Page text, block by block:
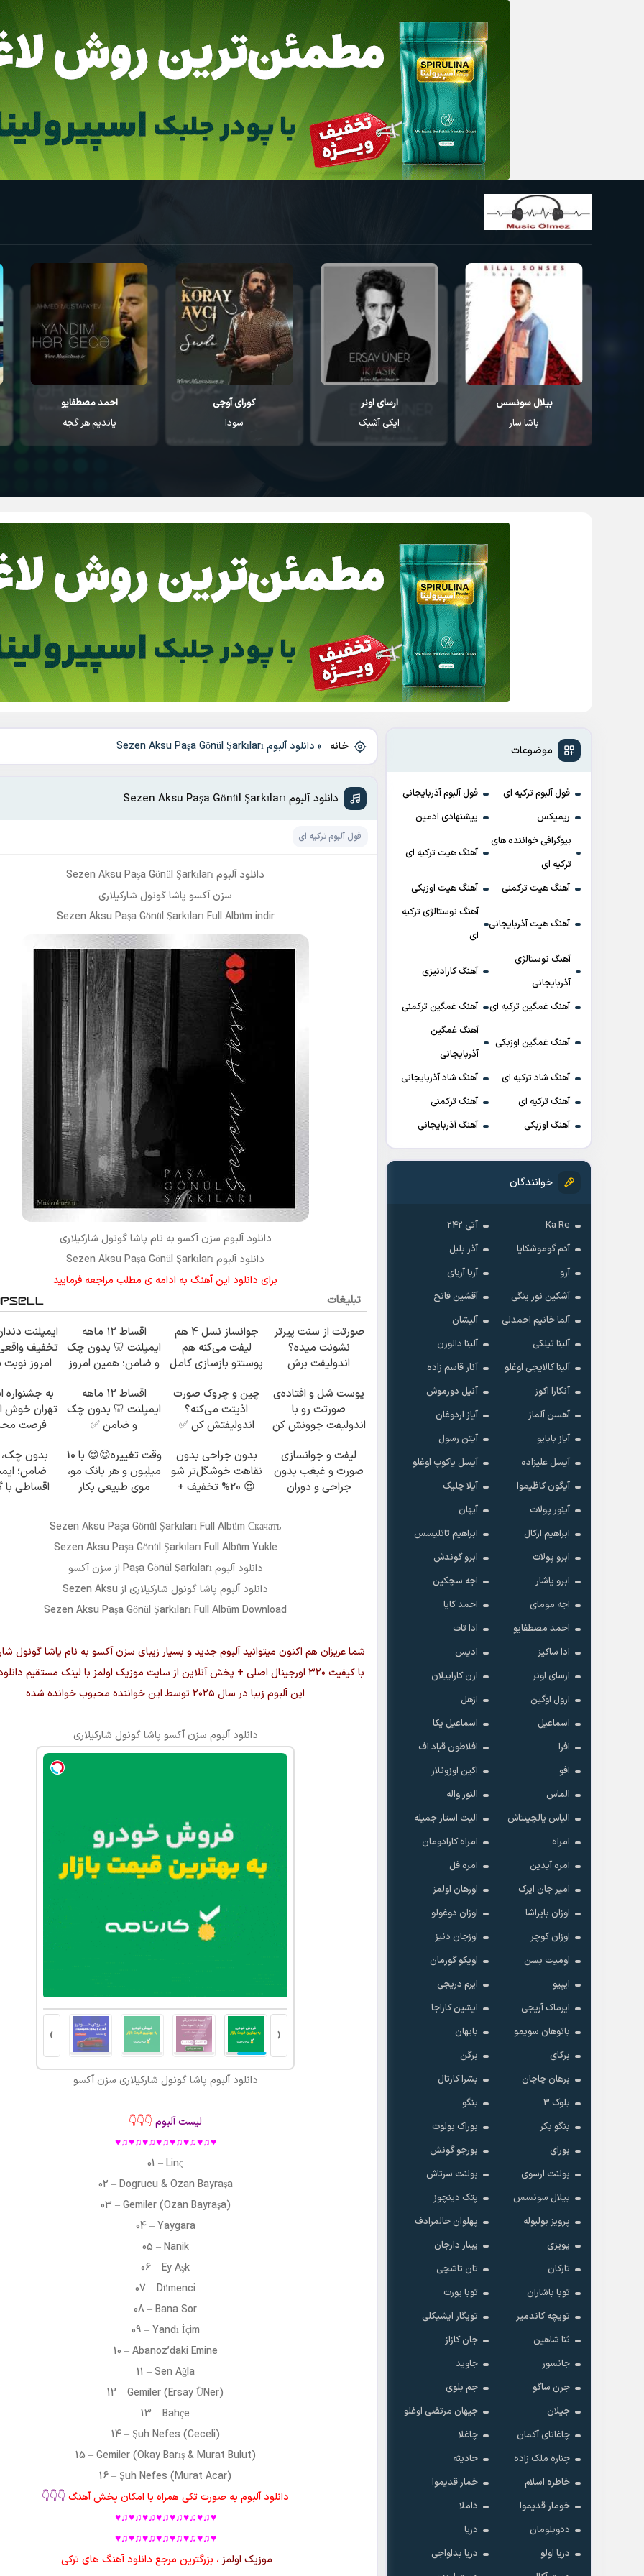
بیلال سونسس
باشا سار
ارسای اونر
ایکی آشیک
کورای آوجی
سودا
احمد مصطفایو
یاندیم هر گجه
موضوعات
فول آلبوم ترکیه ای
فول آلبوم آذربایجانی
ریمیکس
پیشنهادی ادمین
بیوگرافی خواننده های
ترکیه ای
آهنگ هیت ترکیه ای
آهنگ هیت ترکمنی آهنگ هیت اوزبکی
آهنگ هیت آذربایجانی
آهنگ نوستالژی ترکیه
ای
آهنگ نوستالژی
آذربایجانی
آهنگ کارادنیزی
آهنگ غمگین ترکیه ای آهنگ غمگین ترکمنی
آهنگ غمگین اوزبکی
آهنگ غمگین
آذربایجانی
آهنگ شاد ترکیه ای
آهنگ شاد آذربایجانی
آهنگ ترکیه ای
آهنگ ترکمنی
آهنگ اوزبکی
آهنگ آذربایجانی
خوانندگان
Ka Re
آتی 242
آدم گوموشکایا
آذر بلبل
آرو
آریا آریای
آشکین نور ینگی
آقشین فاتح
آلما خانیم احمدلی
آلیشان
آلینا تیلکی
آلینا دالورن
آلینا کالایجی اوغلو
آنار قاسم زاده
آنکارا اکوز
آنیل دورموش
آهسن آلماز
آیاز اردوغان
آیاز بابایو
آیتن رسول
آیسل علیزاده
آیسل یاکوپ اوغلو
آیگون کاظیموا
آیلا چلیک
آینور پولات
آیهان
ابراهیم ارکال
ابراهیم تاتلیسس
ابرو پولات
ابرو گوندش
ابرو یاشار
اجه سچکین
اجه مومای
احمد کایا
احمد مصطفایو
ادا تات
ادا ساکیز
ادیس
ارسای اونر
ارن کاراییلان
ارول اوگین
ازهل
اسماعیل
اسماعیل یکا
افرا
افلاطون قباد اف
افو
اکین اوزونلار
الماس
النور واله
الیاس یالچینتاش
الیت استار جمیله
امراه
امراه کارادومان
امره آیدین
امره فل
امیر جان ایرک
اورهان اولمز
اوزان بایراشا
اوزان دوغولو
اوزان کوچر
اوزجان دنیز
اومیت بسن
اویکو گورمان
ایپیو
ایرم دریجی
ایرماک آریجی
ایشین کاراجا
باتوهان سویمو
بایهان
برکای
برگن
برهان چاچان
بشرا کارتال
بلوک 3
بنگو
بنگو بکر
بوراک بولوت
بورای
بورجو گونش
بولنت ارسوی
بولنت سرتاش
بیلال سونسس
پتک دینچوز
پرویز بولبوله
پهلوان حالمرادف
پویزی
پینار دارجان
تارکان
تان تاشچی
توبا باشاران
توبا یورت
تویچه کاندمیر
تویگار ایشیکلی
ثنا شاهین
جان کازاز
جانسور
جاوید
جرن ساگو
جم بلوی
جیلان
جیهان مرتضی اوغلو
چاغاتای آکمان
چاغلا
چناره ملک زاده
حادیثه
خاطره اسلام
خمار قدیموا
خومار قدیموا
داملا
ددوبلومان
دریا
دریا اولو
دریا بداواجی
خانه » دانلود آلبوم Sezen Aksu Paşa Gönül Şarkıları
دانلود آلبوم Sezen Aksu Paşa Gönül Şarkıları
فول آلبوم ترکیه ای
دانلود آلبوم Sezen Aksu Paşa Gönül Şarkıları
سزن آکسو پاشا گونول شارکیلاری
Sezen Aksu Paşa Gönül Şarkıları Full Albüm indir
دانلود آلبوم سزن آکسو به نام پاشا گونول شارکیلاری
دانلود آلبوم Sezen Aksu Paşa Gönül Şarkıları
برای دانلود این آهنگ به ادامه ی مطلب مراجعه فرمایید
تبلیغات
صورتت از سنت پیرتر
نشونت میده؟
اندولیفت برش
جوانساز نسل 4 هم
لیفت می‌کنه هم
پوستتو بازسازی کامل
اقساط ۱۲ ماهه
ایمپلنت 🦷 بدون چک
و ضامن؛ همین امروز
تخفیف
امروز نوبت
پوست شل و افتاده‌ی
صورتت رو با
اندولیفت جوونش کن
چین و چروک صورت
اذیتت می‌کنه؟
اندولیفتش کن ✅
اقساط ۱۲ ماهه
ایمپلنت 🦷 بدون چک
و ضامن ✅
به جشنواره
تهران خوش
فرصت
لیفت و جوانسازی
صورت و غبغب بدون
جراحی و دوران
بدون جراحی بدون
نقاهت خوشگل‌تر شو
😍 20% تخفیف +
وقت تغییره😍😍 با 10
میلیون و هر بانک مو،
موی طبیعی بکار
بدون
ضامن؛
اقساطی با
Sezen Aksu Paşa Gönül Şarkıları Full Albüm Скачать
Sezen Aksu Paşa Gönül Şarkıları Full Albüm Yukle
دانلود آلبوم Paşa Gönül Şarkıları از سزن آکسو
دانلود آلبوم پاشا گونول شارکیلاری از Sezen Aksu
Sezen Aksu Paşa Gönül Şarkıları Full Albüm Download
شما عزیزان هم اکنون میتوانید آلبوم جدید و بسیار زیبای سزن آکسو به نام پاشا گونول
با کیفیت ۳۲۰ اورجینال اصلی + پخش آنلاین از سایت موزیک اولمز با لینک مستقیم دانلود فرمایید
این آلبوم زیبا در سال ۲۰۲۵ توسط این خواننده محبوب خوانده شده
دانلود آلبوم سزن آکسو پاشا گونول شارکیلاری
‹
›
دانلود آلبوم پاشا گونول شارکیلاری سزن آکسو
لیست آلبوم 👇👇👇
♥♫♥♫♥♫♥♫♥♫♥♫♥♫♥
01 – Linç
02 – Dogrucu & Ozan Bayraşa
03 – Gemiler (Ozan Bayraşa)
04 – Yaygara
05 – Nanik
06 – Ey Aşk
07 – Dümenci
08 – Bana Sor
09 – Yandı İçim
10 – Abanoz’daki Emine
11 – Sen Ağla
12 – Gemiler (Ersay ÜNer)
13 – Bahçe
14 – Şuh Nefes (Ceceli)
15 – Gemiler (Okay Barış & Murat Bulut)
16 – Şuh Nefes (Murat Acar)
👇👇👇 دانلود آلبوم به صورت تکی همراه با امکان پخش آهنگ
♥♫♥♫♥♫♥♫♥♫♥♫♥♫♥
♥♫♥♫♥♫♥♫♥♫♥♫♥♫♥
موزیک اولمز، بزرگترین مرجع دانلود آهنگ های ترکی